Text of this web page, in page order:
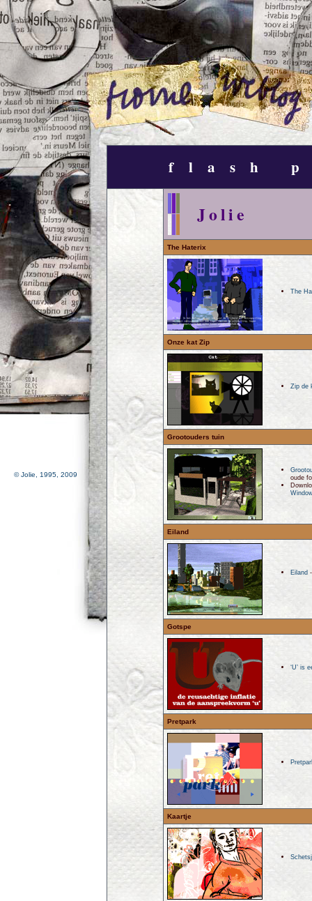
flash
Jolie
The Haterix
The
Onze kat Zip
Zip de
Grootouders tuin
oude
Eiland
Eiland-
Gotspe
‘U’ is
Pretpark
Kaartje
© Jolie, 1995, 2009